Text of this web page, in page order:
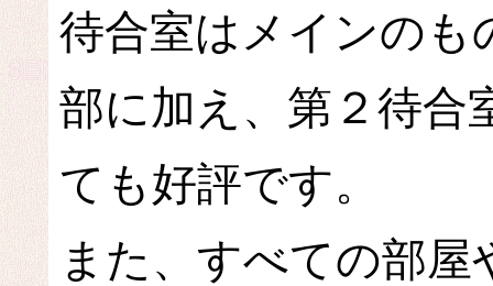
待合室はメインのも
部に加え、第２待合
ても好評です。
また、すべての部